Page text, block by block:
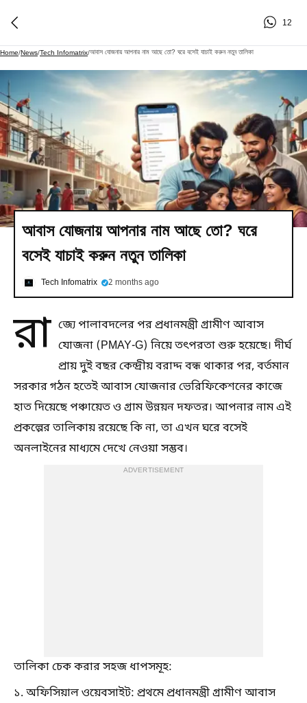
12
Home/News/Tech Infomatrix/আবাস যোজনায় আপনার নাম আছে তো? ঘরে বসেই যাচাই করুন নতুন তালিকা
আবাস যোজনায় আপনার নাম আছে তো? ঘরে
বসেই যাচাই করুন নতুন তালিকা
Tech Infomatrix 2 months ago
রা জ্যে পালাবদলের পর প্রধানমন্ত্রী গ্রামীণ আবাস
যোজনা (PMAY-G) নিয়ে তৎপরতা শুরু হয়েছে। দীর্ঘ
প্রায় দুই বছর কেন্দ্রীয় বরাদ্দ বন্ধ থাকার পর, বর্তমান
সরকার গঠন হতেই আবাস যোজনার ভেরিফিকেশনের কাজে
হাত দিয়েছে পঞ্চায়েত ও গ্রাম উন্নয়ন দফতর। আপনার নাম এই
প্রকল্পের তালিকায় রয়েছে কি না, তা এখন ঘরে বসেই
অনলাইনের মাধ্যমে দেখে নেওয়া সম্ভব।
ADVERTISEMENT
তালিকা চেক করার সহজ ধাপসমূহ:
১. অফিসিয়াল ওয়েবসাইট: প্রথমে প্রধানমন্ত্রী গ্রামীণ আবাস